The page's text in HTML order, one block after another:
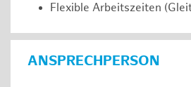
Flexible Arbeitszeiten
ANSPRECHPERSON